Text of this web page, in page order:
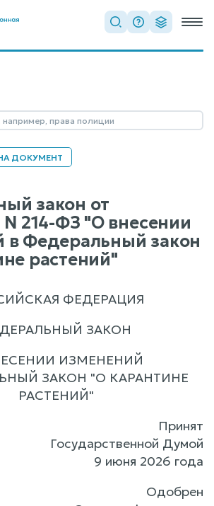
ДОКУМЕНТ
закон от
214-ФЗ "О внесении
в Федеральный закон
растений"
ФЕДЕРАЦИЯ
ЗАКОН
ИЗМЕНЕНИЙ
ЗАКОН "О КАРАНТИНЕ
РАСТЕНИЙ"
Принят
Государственной Думой
9 июня 2026 года
Одобрен